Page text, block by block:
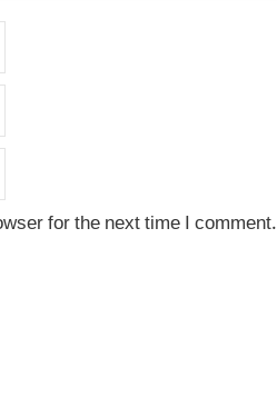
for the next time I comment.